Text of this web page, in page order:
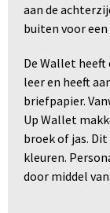
aan de
buiten voor
De Wallet
leer en heeft
briefpapier.
Up Wallet
broek of jas.
kleuren.
door middel